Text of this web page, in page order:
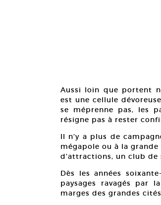
Aussi loin que portent
est une cellule
se méprenne pas, les
résigne pas à rester
Il n’y a plus de
mégapole ou à la
d’attractions, un club
Dès les années
paysages ravagés par
marges des grandes